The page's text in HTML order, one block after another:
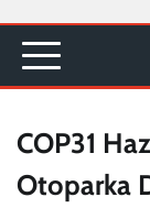
content
COP31
Otoparka